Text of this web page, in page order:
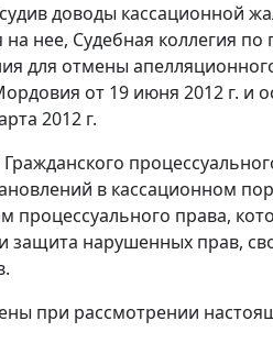
доводы кассационной
нее, Судебная коллегия
для отмены
от 19 июня 2012 г. и
2012 г.
Гражданского
в кассационном
процессуального права,
защита нарушенных прав,
при рассмотрении